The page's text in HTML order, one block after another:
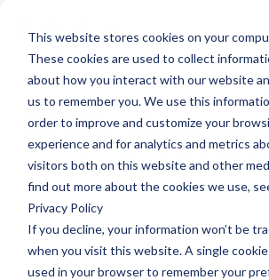
This website stores cookies on your
These cookies are used to collect
about how you interact with our website
us to remember you. We use this
order to improve and customize your
experience and for analytics and metrics
visitors both on this website and other
find out more about the cookies we use,
Privacy Policy
If you decline, your information won’t be
when you visit this website. A single
used in your browser to remember your
SPX-
für